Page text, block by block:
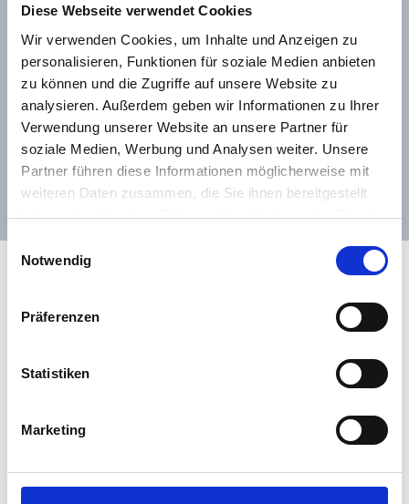
Diese Webseite verwendet Cookies
Wir verwenden Cookies, um Inhalte und Anzeigen zu
personalisieren, Funktionen für soziale Medien anbieten
zu können und die Zugriffe auf unsere Website zu
analysieren. Außerdem geben wir Informationen zu Ihrer
Verwendung unserer Website an unsere Partner für
soziale Medien, Werbung und Analysen weiter. Unsere
Partner führen diese Informationen möglicherweise mit
weiteren Daten zusammen, die Sie ihnen bereitgestellt
haben oder die sie im Rahmen Ihrer Nutzung der Dienste
Einwilligungsauswahl
Notwendig
Präferenzen
Statistiken
Marketing
Velden Events
Tagungs- und Seminarräume
GUTSCHEINE
ZUM BESTPREIS BUCHEN
ANFRAGEN
Tennis in Velden
Spiel, Satz und Sieg – heißt es auf den umliegenden
Tennisplätzen. Das nächstgelegene Tennisgelände
liegt nur 300 Meter vom Hotel entfernt. Es verfügt
über 10 Sandplätze und 2 Hallenplätze. Möchten Sie
Ihr Spiel verbessern? Dann buchen Sie Ihre
Trainerstunde. Im Sommer finden auch
Gästeturniere statt.